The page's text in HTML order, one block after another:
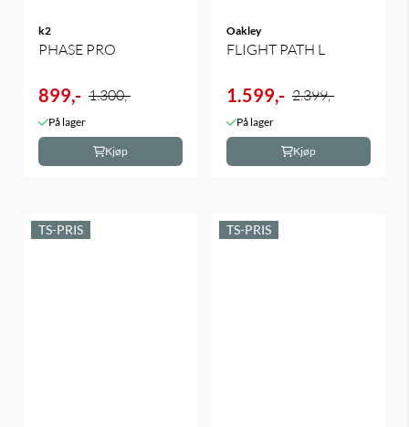
k2
PHASE PRO
899,- 1.300,-
På lager
Kjøp
Oakley
FLIGHT PATH L
1.599,- 2.399,-
På lager
Kjøp